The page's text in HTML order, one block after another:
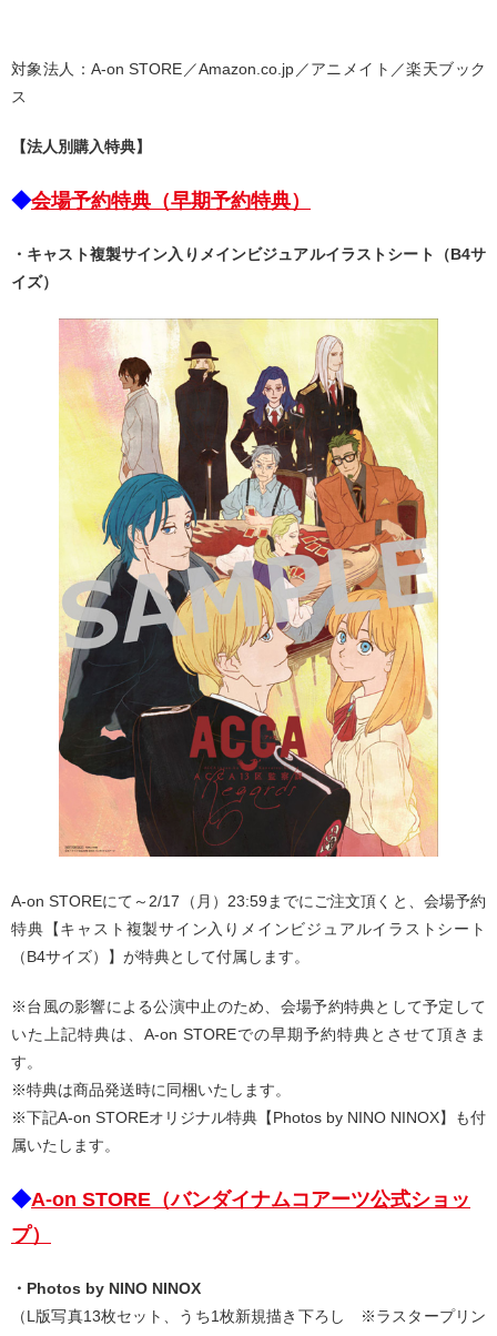
対象法人：A-on STORE／Amazon.co.jp／アニメイト／楽天ブック
ス
【法人別購入特典】
◆会場予約特典（早期予約特典）
・キャスト複製サイン入りメインビジュアルイラストシート（B4サ
イズ）
A-on STOREにて～2/17（月）23:59までにご注文頂くと、会場予約
特典【キャスト複製サイン入りメインビジュアルイラストシート
（B4サイズ）】が特典として付属します。
※台風の影響による公演中止のため、会場予約特典として予定して
いた上記特典は、A-on STOREでの早期予約特典とさせて頂きま
す。
※特典は商品発送時に同梱いたします。
※下記A-on STOREオリジナル特典【Photos by NINO NINOX】も付
属いたします。
◆A-on STORE（バンダイナムコアーツ公式ショッ
プ）
・Photos by NINO NINOX
（L版写真13枚セット、うち1枚新規描き下ろし ※ラスタープリン